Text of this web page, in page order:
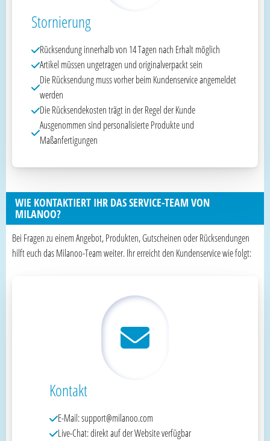
Stornierung
Rücksendung innerhalb von 14 Tagen nach Erhalt möglich
Artikel müssen ungetragen und originalverpackt sein
Die Rücksendung muss vorher beim Kundenservice angemeldet
werden
Die Rücksendekosten trägt in der Regel der Kunde
Ausgenommen sind personalisierte Produkte und
Maßanfertigungen
WIE KONTAKTIERT IHR DAS SERVICE-TEAM VON
MILANOO?
Bei Fragen zu einem Angebot, Produkten, Gutscheinen oder Rücksendungen
hilft euch das Milanoo-Team weiter. Ihr erreicht den Kundenservice wie folgt:
Kontakt
E-Mail: support@milanoo.com
Live-Chat: direkt auf der Website verfügbar